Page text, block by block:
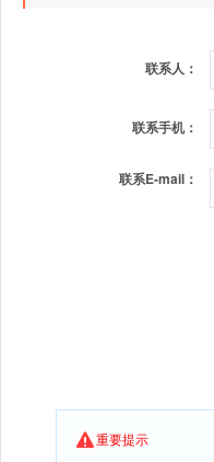
联系人：
联系手机：
联系E-mail：
重要提示